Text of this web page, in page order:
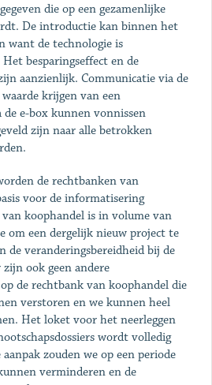
die op een gezamenlijke
De introductie kan binnen het
want de technologie is
besparingseffect en de
aanzienlijk. Communicatie via de
krijgen van een
de e-box kunnen vonnissen
zijn naar alle betrokken
de rechtbanken van
voor de informatisering
koophandel is in volume van
om een dergelijk nieuw project te
de veranderingsbereidheid bij de
ook geen andere
de rechtbank van koophandel die
verstoren en we kunnen heel
Het loket voor het neerleggen
wordt volledig
zouden we op een periode
verminderen en de